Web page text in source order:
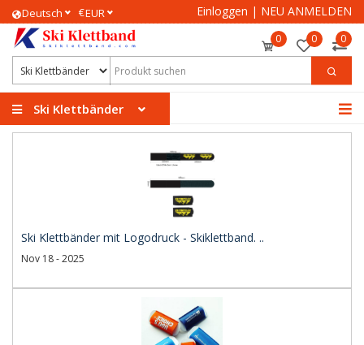
Deutsch €EUR Einloggen | NEU ANMELDEN
0 0 0
Ski Klettbänder
Ski Klettbänder mit Logodruck - Skiklettband. ..
Nov 18 - 2025